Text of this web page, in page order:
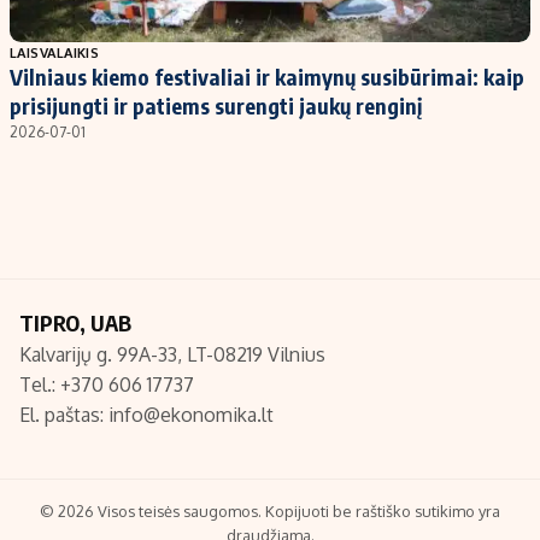
Populiarios temos
Investavimas
Akcijų rinka
Titulinis
Nedarbo išmokos skaičiuoklė
Redakcija
Turinio žymėjimo taisyklės
LAISVALAIKIS
Vilniaus kiemo festivaliai ir kaimynų susibūrimai: kaip
prisijungti ir patiems surengti jaukų renginį
2026-07-01
TIPRO, UAB
Kalvarijų g. 99A-33, LT-08219 Vilnius
Tel.: +370 606 17737
El. paštas: info@ekonomika.lt
© 2026 Visos teisės saugomos. Kopijuoti be raštiško sutikimo yra
draudžiama.